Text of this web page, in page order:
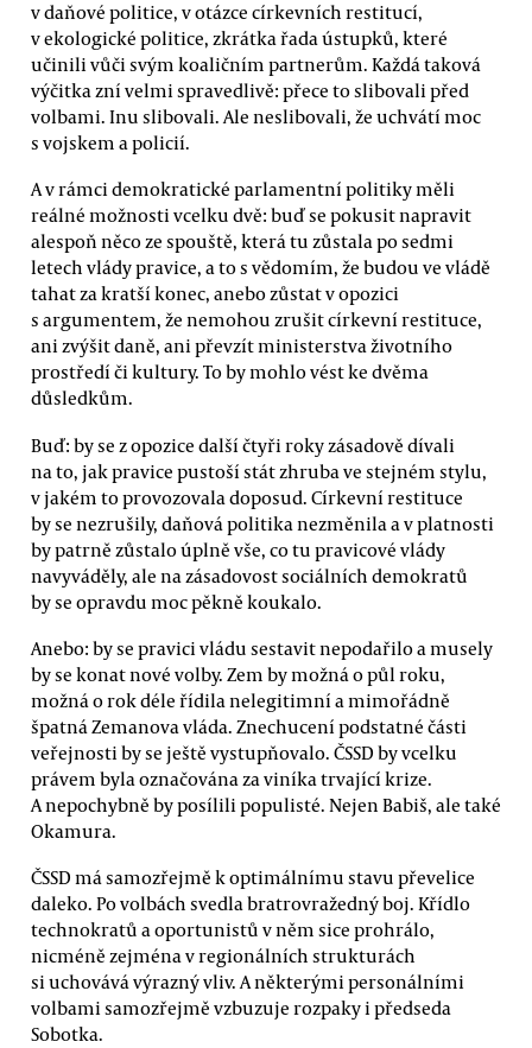
v daňové politice, v otázce církevních restitucí,
v ekologické politice, zkrátka řada ústupků, které
učinili vůči svým koaličním partnerům. Každá taková
výčitka zní velmi spravedlivě: přece to slibovali před
volbami. Inu slibovali. Ale neslibovali, že uchvátí moc
s vojskem a policií.
A v rámci demokratické parlamentní politiky měli
reálné možnosti vcelku dvě: buď se pokusit napravit
alespoň něco ze spouště, která tu zůstala po sedmi
letech vlády pravice, a to s vědomím, že budou ve vládě
tahat za kratší konec, anebo zůstat v opozici
s argumentem, že nemohou zrušit církevní restituce,
ani zvýšit daně, ani převzít ministerstva životního
prostředí či kultury. To by mohlo vést ke dvěma
důsledkům.
Buď: by se z opozice další čtyři roky zásadově dívali
na to, jak pravice pustoší stát zhruba ve stejném stylu,
v jakém to provozovala doposud. Církevní restituce
by se nezrušily, daňová politika nezměnila a v platnosti
by patrně zůstalo úplně vše, co tu pravicové vlády
navyváděly, ale na zásadovost sociálních demokratů
by se opravdu moc pěkně koukalo.
Anebo: by se pravici vládu sestavit nepodařilo a musely
by se konat nové volby. Zem by možná o půl roku,
možná o rok déle řídila nelegitimní a mimořádně
špatná Zemanova vláda. Znechucení podstatné části
veřejnosti by se ještě vystupňovalo. ČSSD by vcelku
právem byla označována za viníka trvající krize.
A nepochybně by posílili populisté. Nejen Babiš, ale také
Okamura.
ČSSD má samozřejmě k optimálnímu stavu převelice
daleko. Po volbách svedla bratrovražedný boj. Křídlo
technokratů a oportunistů v něm sice prohrálo,
nicméně zejména v regionálních strukturách
si uchovává výrazný vliv. A některými personálními
volbami samozřejmě vzbuzuje rozpaky i předseda
Sobotka.